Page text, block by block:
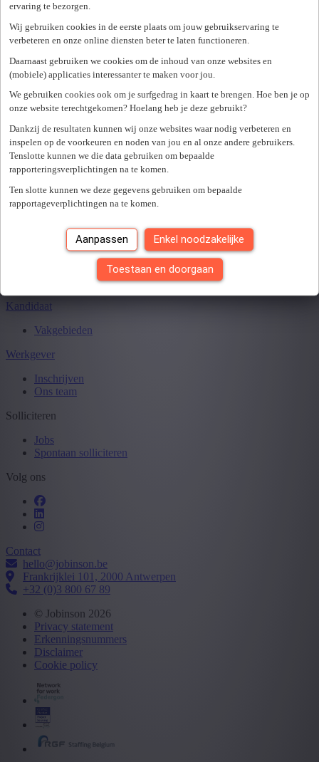
ervaring te bezorgen.
Wij gebruiken cookies in de eerste plaats om jouw gebruikservaring te
verbeteren en onze online diensten beter te laten functioneren.
Daarnaast gebruiken we cookies om de inhoud van onze websites en
(mobiele) applicaties interessanter te maken voor jou.
We gebruiken cookies ook om je surfgedrag in kaart te brengen. Hoe ben je op
onze website terechtgekomen? Hoelang heb je deze gebruikt?
Dankzij de resultaten kunnen wij onze websites waar nodig verbeteren en
inspelen op de voorkeuren en noden van jou en al onze andere gebruikers.
Tenslotte kunnen we die data gebruiken om bepaalde
rapporteringsverplichtingen na te komen.
Ten slotte kunnen we deze gegevens gebruiken om bepaalde
rapportageverplichtingen na te komen.
Aanpassen Enkel noodzakelijke
Toestaan en doorgaan
Postcode of gemeente
Zoek vacatures
Mijn gekozen filters
Wis alle filters
Opnieuw aanmelden.
Er is een fout opgetreden. Gelieve later opnieuw te proberen.
Sluiten
Je hebt0van0jobs gezien.
Kandidaat
Vakgebieden
Werkgever
Inschrijven
Ons team
Solliciteren
Jobs
Spontaan solliciteren
Volg ons
Contact
hello@jobinson.be
Frankrijklei 101, 2000 Antwerpen
+32 (0)3 800 67 89
© Jobinson 2026
Privacy statement
Erkenningsnummers
Disclaimer
Cookie policy